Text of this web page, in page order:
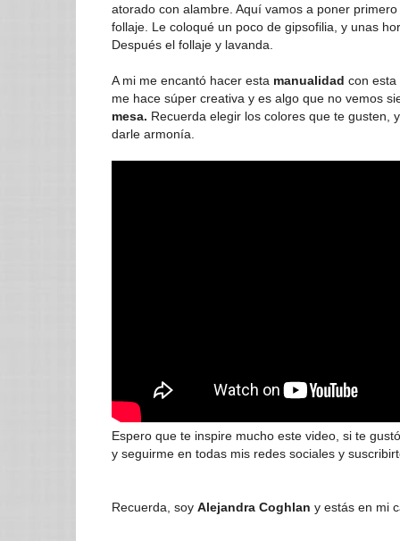
atorado con alambre. Aquí vamos a poner
follaje. Le coloqué un poco de gipsofilia, y unas
Después el follaje y lavanda.
A mi me encantó hacer esta manualidad con esta
me hace súper creativa y es algo que no vemos
mesa. Recuerda elegir los colores que te gusten,
darle armonía.
Espero que te inspire mucho este video, si te
y seguirme en todas mis redes sociales y
Recuerda, soy Alejandra Coghlan y estás en mi